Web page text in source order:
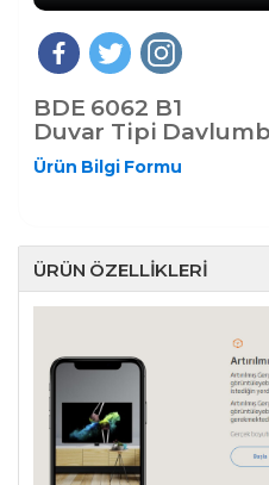
BDE 6062 B1
Duvar Tipi
Ürün Bilgi Formu
ÜRÜN ÖZELLIKLERI